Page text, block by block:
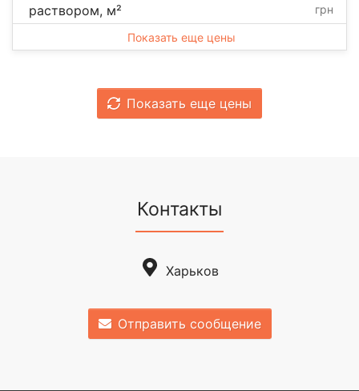
раствором, м²
грн
Показать еще цены
Показать еще цены
Контакты
Харьков
Отправить сообщение